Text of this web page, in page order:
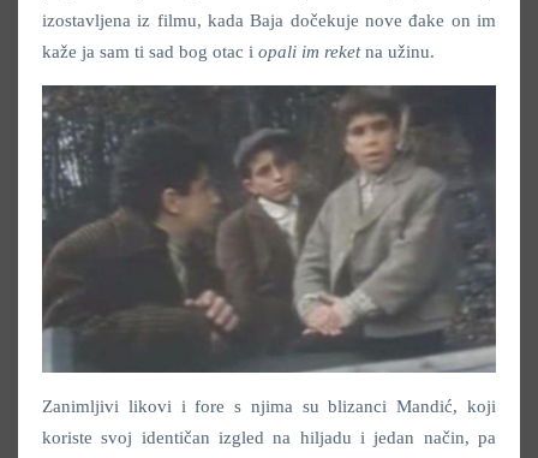
izostavljena iz filmu, kada Baja dočekuje nove đake on im
kaže ja sam ti sad bog otac i opali im reketna užinu.
Zanimljivi likovi i fore s njima su blizanci Mandić, koji
koriste svoj identičan izgled na hiljadu i jedan način, pa